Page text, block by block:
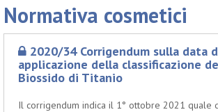
Normativa cosmetici
2020/34 Corrigendum sulla data
applicazione della classificazione
Biossido di Titanio
Il corrigendum indica il 1° ottobre 2021 quale